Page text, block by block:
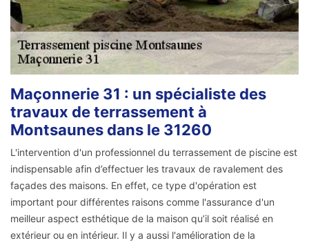
Maçonnerie 31 : un spécialiste des
travaux de terrassement à
Montsaunes dans le 31260
L'intervention d'un professionnel du terrassement de piscine est
indispensable afin d’effectuer les travaux de ravalement des
façades des maisons. En effet, ce type d'opération est
important pour différentes raisons comme l'assurance d'un
meilleur aspect esthétique de la maison qu’il soit réalisé en
extérieur ou en intérieur. Il y a aussi l'amélioration de la